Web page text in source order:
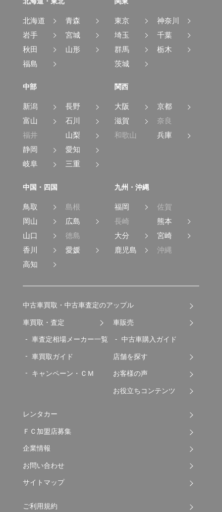
北海道
青森
岩手
宮城
秋田
山形
福島
東京
神奈川
埼玉
千葉
群馬
栃木
茨城
中部
新潟
長野
富山
石川
福井
山梨
静岡
愛知
岐阜
三重
関西
大阪
京都
滋賀
奈良
和歌山
兵庫
中国・四国
鳥取
島根
岡山
広島
山口
徳島
香川
愛媛
高知
九州・沖縄
福岡
佐賀
長崎
熊本
大分
宮崎
鹿児島
沖縄
中古車買取・中古車査定のアップル
車買取・査定
車査定相場メーカー一覧
車買取ガイド
キャンペーン・ＣＭ
車販売
中古車購入ガイド
店舗を探す
お客様の声
お役立ちコンテンツ
レンタカー
ＦＣ加盟店募集
企業情報
お問い合わせ
サイトマップ
ご利用規約